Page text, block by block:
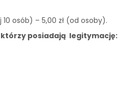
osób) – 5,00 zł (od osoby).
którzy posiadają legitymację: